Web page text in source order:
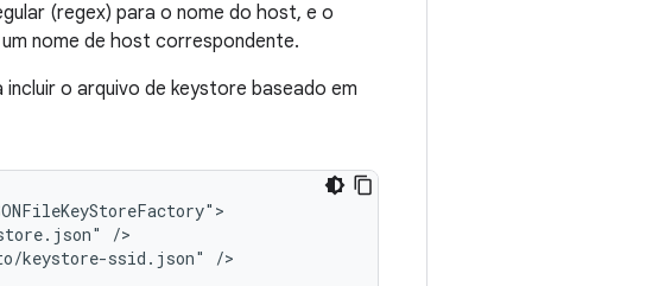
(regex) para o nome do host, e o
nome de host correspondente.
o arquivo de keystore baseado em
/>
keystore-ssid.json"
/>